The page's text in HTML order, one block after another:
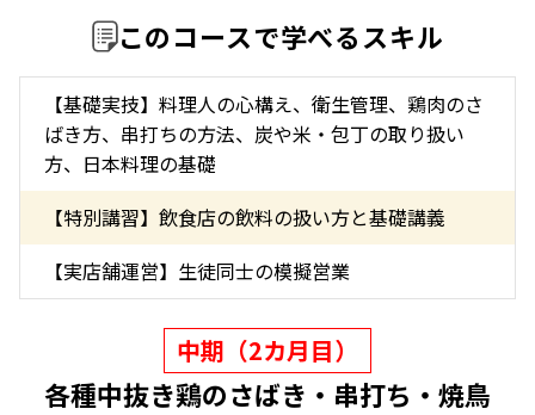
このコースで学べるスキル
【基礎実技】料理人の心構え、衛生管理、鶏肉のさ
ばき方、串打ちの方法、炭や米・包丁の取り扱い
方、日本料理の基礎
【特別講習】飲食店の飲料の扱い方と基礎講義
【実店舗運営】生徒同士の模擬営業
中期（2カ月目）
各種中抜き鶏のさばき・串打ち・焼鳥